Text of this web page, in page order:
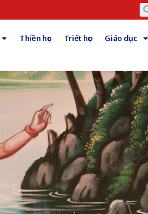
Thiền học Triết học Giáo dục